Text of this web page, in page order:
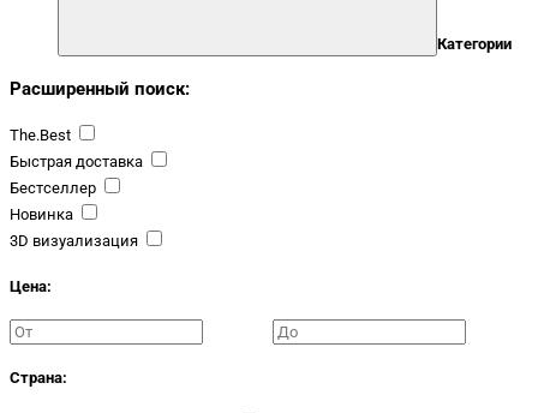
Категории
Расширенный поиск:
The.Best
Быстрая доставка
Бестселлер
Новинка
3D визуализация
Цена:
Страна: